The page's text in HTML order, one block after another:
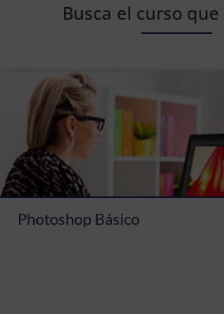
Busca el curso que
Photoshop Básico